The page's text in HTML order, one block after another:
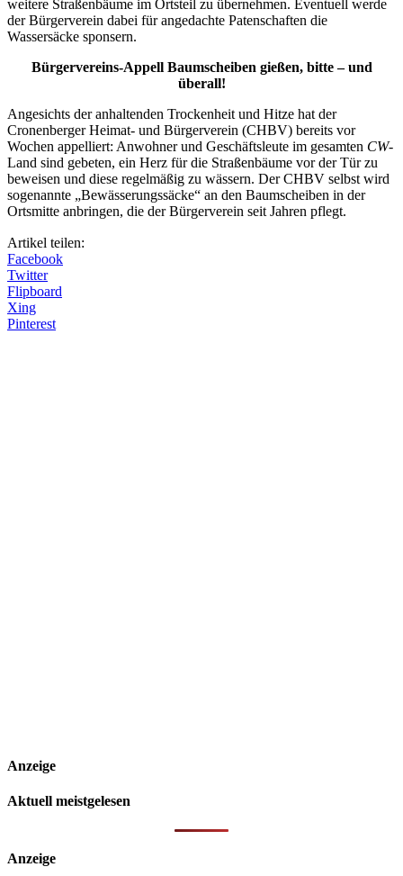
weitere Straßenbäume im Ortsteil zu übernehmen. Eventuell werde
der Bürgerverein dabei für angedachte Patenschaften die
Wassersäcke sponsern.
Bürgervereins-Appell Baumscheiben gießen, bitte – und
überall!
Angesichts der anhaltenden Trockenheit und Hitze hat der
Cronenberger Heimat- und Bürgerverein (CHBV) bereits vor
Wochen appelliert: Anwohner und Geschäftsleute im gesamten CW-
Land sind gebeten, ein Herz für die Straßenbäume vor der Tür zu
beweisen und diese regelmäßig zu wässern. Der CHBV selbst wird
sogenannte „Bewässerungssäcke“ an den Baumscheiben in der
Ortsmitte anbringen, die der Bürgerverein seit Jahren pflegt.
Artikel teilen:
Facebook
Twitter
Flipboard
Xing
Pinterest
Anzeige
Aktuell meistgelesen
Anzeige